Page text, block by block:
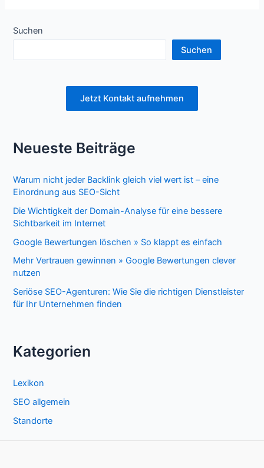
Suchen
Suchen
Jetzt Kontakt aufnehmen
Neueste Beiträge
Warum nicht jeder Backlink gleich viel wert ist – eine
Einordnung aus SEO-Sicht
Die Wichtigkeit der Domain-Analyse für eine bessere
Sichtbarkeit im Internet
Google Bewertungen löschen » So klappt es einfach
Mehr Vertrauen gewinnen » Google Bewertungen clever
nutzen
Seriöse SEO-Agenturen: Wie Sie die richtigen Dienstleister
für Ihr Unternehmen finden
Kategorien
Lexikon
SEO allgemein
Standorte